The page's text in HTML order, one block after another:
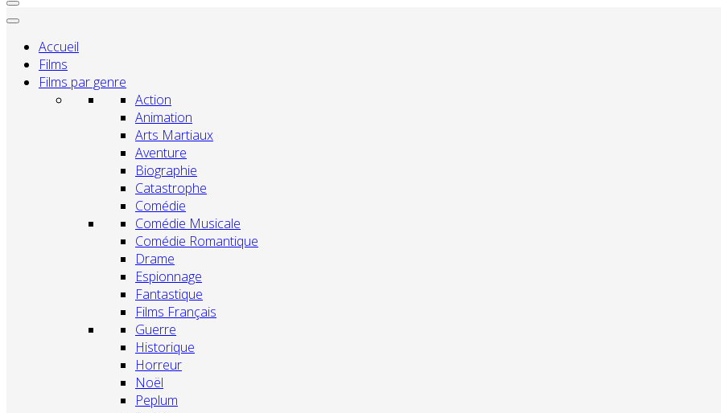
Accueil
Films
Films par genre
Action
Animation
Arts Martiaux
Aventure
Biographie
Catastrophe
Comédie
Comédie Musicale
Comédie Romantique
Drame
Espionnage
Fantastique
Films Français
Guerre
Historique
Horreur
Noël
Peplum